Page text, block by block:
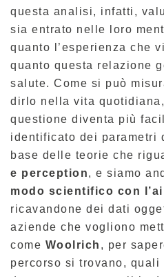
questa analisi, infatti,
sia entrato nelle loro
quanto l’esperienza che
quanto questa relazione
salute. Come si può
dirlo nella vita
questione diventa più
identificato dei parametri
base delle teorie che
e perception, e siamo
modo scientifico con
ricavandone dei dati
aziende che vogliono
come Woolrich , per
percorso si trovano,